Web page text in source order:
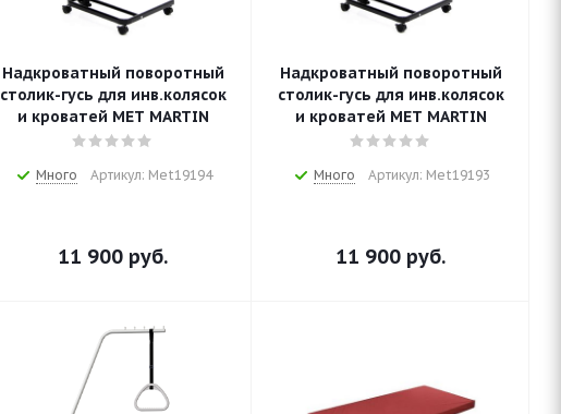
Надкроватный поворотный
столик-гусь для инв.колясок
и кроватей МЕТ МАRTIN
Много Артикул: Met19194
11 900 руб.
Надкроватный поворотный
столик-гусь для инв.колясок
и кроватей МЕТ МАRTIN
Много Артикул: Met19193
11 900 руб.